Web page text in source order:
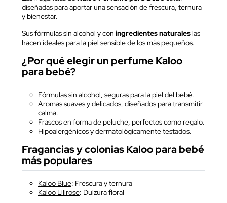
diseñadas para aportar una sensación de frescura, ternura
y bienestar.
Sus fórmulas sin alcohol y con ingredientes naturaleslas
hacen ideales para la piel sensible de los más pequeños.
¿Por qué elegir un perfume Kaloo
para bebé?
Fórmulas sin alcohol, seguras para la piel del bebé.
Aromas suaves y delicados, diseñados para transmitir
calma.
Frascos en forma de peluche, perfectos como regalo.
Hipoalergénicos y dermatológicamente testados.
Fragancias y colonias Kaloo para bebé
más populares
Kaloo Blue: Frescura y ternura
Kaloo Lilirose: Dulzura floral